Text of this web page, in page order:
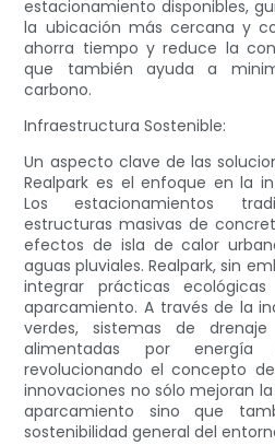
estacionamiento disponibles,
la ubicación más cercana y
ahorra tiempo y reduce la
que también ayuda a
carbono.
Infraestructura Sostenible:
Un aspecto clave de las
Realpark es el enfoque en la
Los estacionamientos
estructuras masivas de
efectos de isla de calor
aguas pluviales. Realpark, sin
integrar prácticas
aparcamiento. A través de la
verdes, sistemas de
alimentadas por energía
revolucionando el concepto
innovaciones no sólo mejoran
aparcamiento sino que
sostenibilidad general del